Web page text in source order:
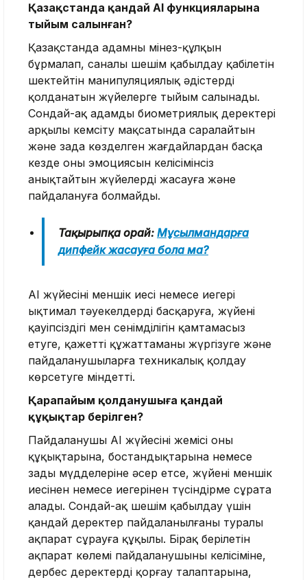
Қазақстанда қандай AI функцияларына
тыйым салынған?
Қазақстанда адамның мінез-құлқын
бұрмалап, саналы шешім қабылдау қабілетін
шектейтін манипуляциялық әдістерді
қолданатын жүйелерге тыйым салынады.
Сондай-ақ адамды биометриялық деректері
арқылы кемсіту мақсатында саралайтын
және заңда көзделген жағдайлардан басқа
кезде оның эмоциясын келісімінсіз
анықтайтын жүйелерді жасауға және
пайдалануға болмайды.
Тақырыпқа орай: Мұсылмандарға
дипфейк жасауға бола ма?
AI жүйесінің меншік иесі немесе иегері
ықтимал тәуекелдерді басқаруға, жүйенің
қауіпсіздігі мен сенімділігін қамтамасыз
етуге, қажетті құжаттаманы жүргізуге және
пайдаланушыларға техникалық қолдау
көрсетуге міндетті.
Қарапайым қолданушыға қандай
құқықтар берілген?
Пайдаланушы AI жүйесінің жемісі оның
құқықтарына, бостандықтарына немесе
заңды мүдделеріне әсер етсе, жүйенің меншік
иесінен немесе иегерінен түсіндірме сұрата
алады. Сондай-ақ шешім қабылдау үшін
қандай деректер пайдаланылғаны туралы
ақпарат сұрауға құқылы. Бірақ берілетін
ақпарат көлемі пайдаланушының келісіміне,
дербес деректерді қорғау талаптарына,